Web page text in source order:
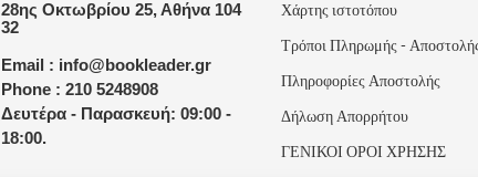
28ης Οκτωβρίου 25, Αθήνα 104
32
Email : info@bookleader.gr
Phone : 210 5248908
Δευτέρα - Παρασκευή: 09:00 -
18:00.
Χάρτης ιστοτόπου
Τρόποι Πληρωμής -
Πληροφορίες Αποστολής
Δήλωση Απορρήτου
ΓΕΝΙΚΟΙ ΟΡΟΙ ΧΡΗΣΗΣ